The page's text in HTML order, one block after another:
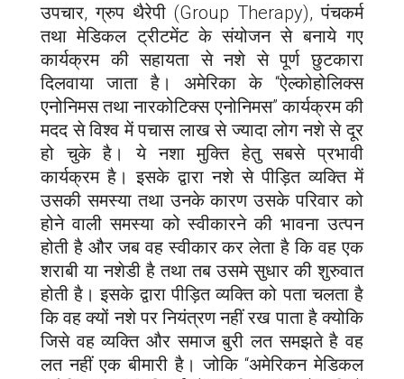
उपचार, ग्रुप थैरेपी (Group Therapy), पंचकर्म
तथा मेडिकल ट्रीटमेंट के संयोजन से बनाये गए
कार्यक्रम की सहायता से नशे से पूर्ण छुटकारा
दिलवाया जाता है। अमेरिका के “ऐल्कोहोलिक्स
एनोनिमस तथा नारकोटिक्स एनोनिमस” कार्यक्रम की
मदद से विश्व में पचास लाख से ज्यादा लोग नशे से दूर
हो चुके है। ये नशा मुक्ति हेतु सबसे प्रभावी
कार्यक्रम है। इसके द्वारा नशे से पीड़ित व्यक्ति में
उसकी समस्या तथा उनके कारण उसके परिवार को
होने वाली समस्या को स्वीकारने की भावना उत्पन
होती है और जब वह स्वीकार कर लेता है कि वह एक
शराबी या नशेडी है तथा तब उसमे सुधार की शुरुवात
होती है। इसके द्वारा पीड़ित व्यक्ति को पता चलता है
कि वह क्यों नशे पर नियंत्रण नहीं रख पाता है क्योकि
जिसे वह व्यक्ति और समाज बुरी लत समझते है वह
लत नहीं एक बीमारी है। जोकि “अमेरिकन मेडिकल